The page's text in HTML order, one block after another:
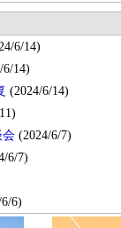
6/14)
6/14)
(2024/6/14)
会 (2024/6/7)
6/7)
6)